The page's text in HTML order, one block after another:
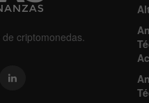
criptomonedas.